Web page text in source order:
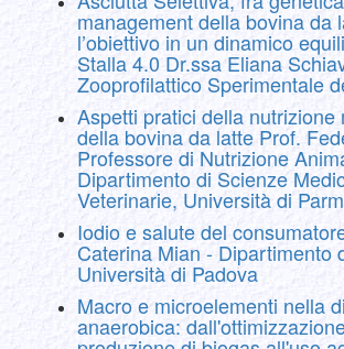
management della bovina da
l’obiettivo in un dinamico
Stalla 4.0 Dr.ssa Eliana
Zooprofilattico Sperimentale
Aspetti pratici della nutrizione
della bovina da latte Prof.
Professore di Nutrizione
Dipartimento di Scienze
Veterinarie, Università di
Iodio e salute del
Caterina Mian - Dipartimento
Università di Padova
Macro e microelementi nella
anaerobica: